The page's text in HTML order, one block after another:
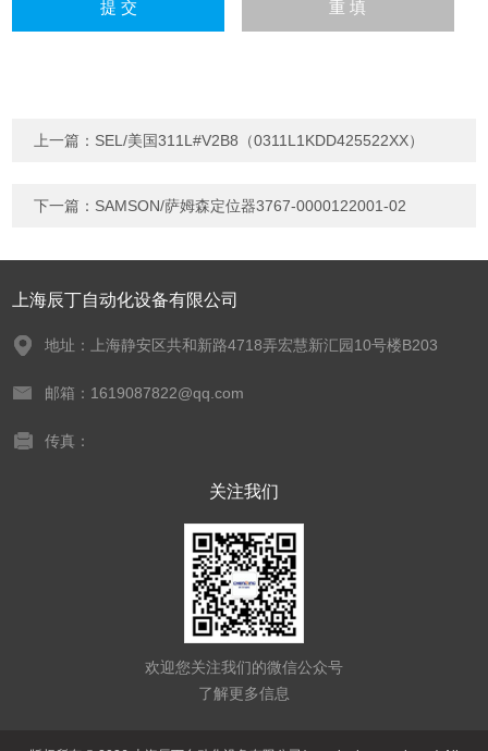
上一篇： SEL/美国311L#V2B8（0311L1KDD425522XX）
下一篇： SAMSON/萨姆森定位器3767-0000122001-02
上海辰丁自动化设备有限公司
地址：上海静安区共和新路4718弄宏慧新汇园10号楼B203
邮箱：1619087822@qq.com
传真：
关注我们
欢迎您关注我们的微信公众号
了解更多信息